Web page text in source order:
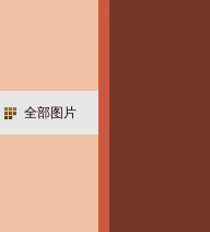
全部图片